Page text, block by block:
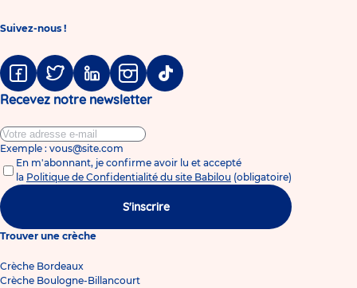
Suivez-nous !
FacebookTwitter LinkedinInstagramTiktok
Recevez notre newsletter
Exemple : vous@site.com
En m'abonnant, je confirme avoir lu et accepté
la Politique de Confidentialité du site Babilou (obligatoire)
S'inscrire
Trouver une crèche
Crèche Bordeaux
Crèche Boulogne-Billancourt